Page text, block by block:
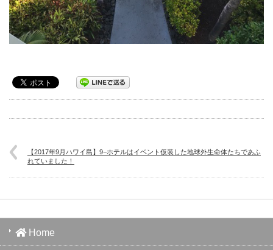
【2017年9月ハワイ島】9−ホテルはイベント仮装した地球外生命体たちであふ
れていました！
Home